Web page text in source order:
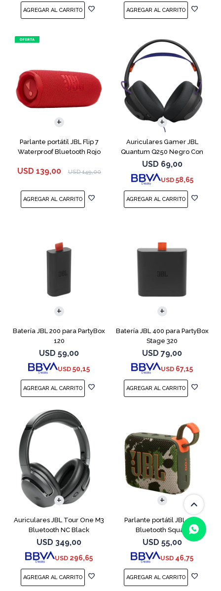
Parlante portátil JBL Flip 7
Waterproof Bluetooth Rojo
USD 139,00 USD 149,00
Auriculares Gamer JBL
Quantum Q250 Negro Con
Micrófono
USD 69,00
USD 58,65
Batería JBL 200 para PartyBox
120
USD 59,00
USD 50,15
Batería JBL 400 para PartyBox
Stage 320
USD 79,00
USD 67,15
Auriculares JBL Tour One M3
Bluetooth NC Black
USD 349,00
USD 296,65
Parlante portátil JBL Go4
Bluetooth Squad
USD 55,00
USD 46,75
(0/4)